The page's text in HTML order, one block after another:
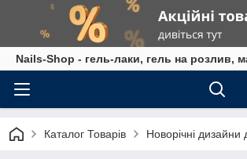
Nails-Shop - гель-лаки, гель на розлив,
Каталог Товарів Новорічні дизайни